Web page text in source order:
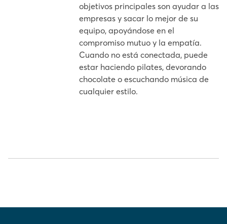
objetivos principales son ayudar a las
empresas y sacar lo mejor de su
equipo, apoyándose en el
compromiso mutuo y la empatía.
Cuando no está conectada, puede
estar haciendo pilates, devorando
chocolate o escuchando música de
cualquier estilo.